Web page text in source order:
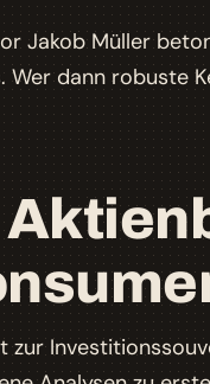
Jakob Müller
Wer dann robuste
zur